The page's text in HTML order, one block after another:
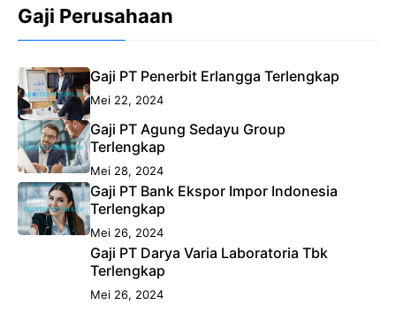
Gaji Perusahaan
Gaji PT Penerbit Erlangga Terlengkap
Mei 22, 2024
Gaji PT Agung Sedayu Group
Terlengkap
Mei 28, 2024
Gaji PT Bank Ekspor Impor Indonesia
Terlengkap
Mei 26, 2024
Gaji PT Darya Varia Laboratoria Tbk
Terlengkap
Mei 26, 2024